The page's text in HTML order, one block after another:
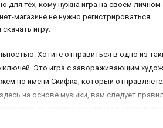
для тех, кому нужна игра на своём личном
магазине не нужно регистрироваться.
игру.
Хотите отправиться в одно из
ключей. Это игра с завораживающим
по имени Скифка, который
на основе музыки, вам следует
игра довольно приятна глазам и